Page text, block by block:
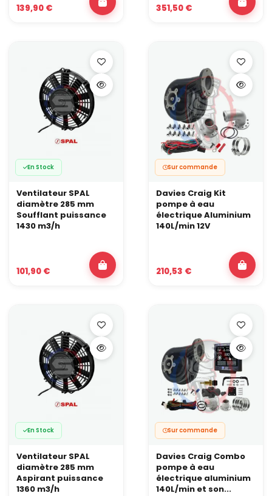
139,90 € 351,50 €
En Stock
Ventilateur SPAL
diamètre 285 mm
Soufflant puissance
1430 m3/h
101,90 €
Sur commande
Davies Craig Kit
pompe à eau
électrique Aluminium
140L/min 12V
210,53 €
En Stock
Ventilateur SPAL
diamètre 285 mm
Aspirant puissance
1360 m3/h
Sur commande
Davies Craig Combo
pompe à eau
électrique aluminium
140L/min et son...